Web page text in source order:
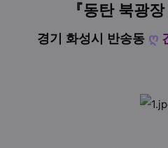
『동탄 북광
경기 화성시 반송동 ღ